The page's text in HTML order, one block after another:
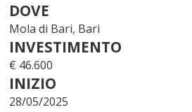
DOVE
Mola di Bari, Bari
INVESTIMENTO
€ 46.600
INIZIO
28/05/2025